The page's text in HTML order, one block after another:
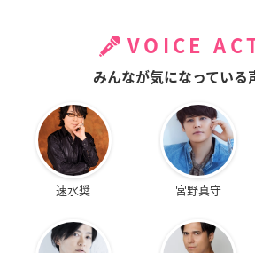
VOICE
みんなが気になっている
速水奨 宮野真守